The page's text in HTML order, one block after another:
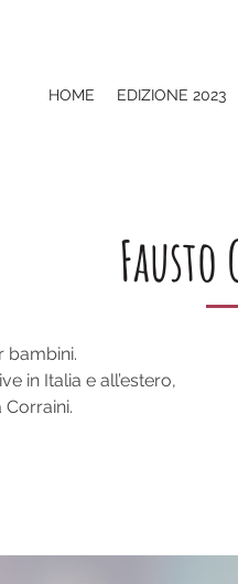
HOME EDIZIONE 2023
bambini.
in Italia e all’estero,